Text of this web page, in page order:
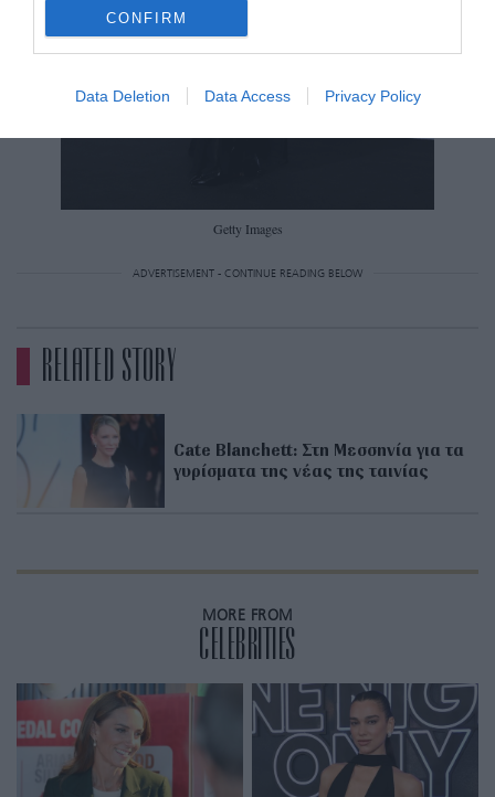
CONFIRM
Data Deletion Data Access Privacy Policy
Getty Images
ADVERTISEMENT - CONTINUE READING BELOW
RELATED STORY
Cate Blanchett: Στη Μεσσηνία για τα
γυρίσματα της νέας της ταινίας
MORE FROM
CELEBRITIES